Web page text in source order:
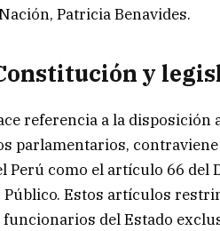
Patricia Benavides.
y
referencia a la
parlamentarios,
Perú como el artículo 66 del
Estos artículos
del Estado